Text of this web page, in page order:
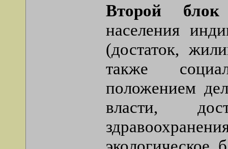
Второй блок
населения
(достаток,
также
положением
власти,